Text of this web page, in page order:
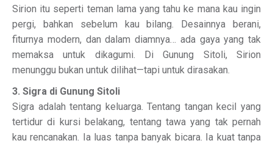
Sirion itu seperti teman lama yang tahu ke mana kau ingin
pergi, bahkan sebelum kau bilang. Desainnya berani,
fiturnya modern, dan dalam diamnya… ada gaya yang tak
memaksa untuk dikagumi. Di Gunung Sitoli, Sirion
menunggu bukan untuk dilihat—tapi untuk dirasakan.
3. Sigra di Gunung Sitoli
Sigra adalah tentang keluarga. Tentang tangan kecil yang
tertidur di kursi belakang, tentang tawa yang tak pernah
kau rencanakan. Ia luas tanpa banyak bicara. Ia kuat tanpa